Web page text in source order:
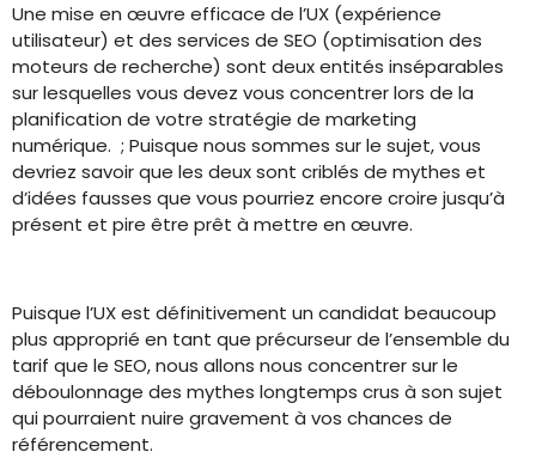
Une mise en œuvre efficace de l’UX (expérience
utilisateur) et des services de SEO (optimisation des
moteurs de recherche) sont deux entités inséparables
sur lesquelles vous devez vous concentrer lors de la
planification de votre stratégie de marketing
numérique. ; Puisque nous sommes sur le sujet, vous
devriez savoir que les deux sont criblés de mythes et
d’idées fausses que vous pourriez encore croire jusqu’à
présent et pire être prêt à mettre en œuvre.
Puisque l’UX est définitivement un candidat beaucoup
plus approprié en tant que précurseur de l’ensemble du
tarif que le SEO, nous allons nous concentrer sur le
déboulonnage des mythes longtemps crus à son sujet
qui pourraient nuire gravement à vos chances de
référencement.